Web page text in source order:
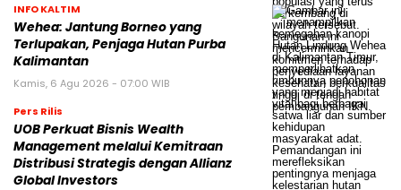
INFO KALTIM
Wehea: Jantung Borneo yang
Terlupakan, Penjaga Hutan Purba
Kalimantan
Kamis, 6 Agu 2026 - 07:00 WIB
Pers Rilis
UOB Perkuat Bisnis Wealth
Management melalui Kemitraan
Distribusi Strategis dengan Allianz
Global Investors